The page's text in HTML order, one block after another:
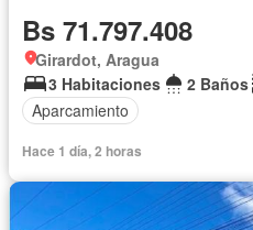
Bs 71.797.408
Girardot, Aragua
3 Habitaciones
2 Baños
Aparcamiento
Hace 1 día, 2 horas